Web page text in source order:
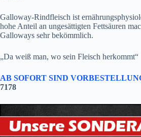
Galloway-Rindfleisch ist
hohe Anteil an ungesättigten Fettsäuren
Galloways sehr bekömmlich.
„Da weiß man, wo sein Fleisch herkommt“
AB SOFORT SIND
7178